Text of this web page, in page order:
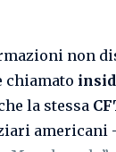
non
chiamato
la stessa
americani